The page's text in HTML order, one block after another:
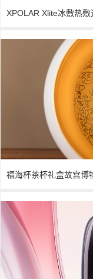
XPOLAR Xlite冰敷热
福海杯茶杯礼盒故宫博
物